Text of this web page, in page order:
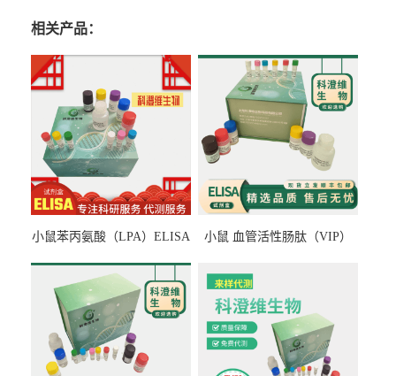
相关产品：
小鼠苯丙氨酸（LPA）ELISA
小鼠 血管活性肠肽（VIP）